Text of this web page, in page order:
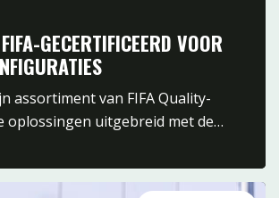
GECERTIFICEERD VOOR
assortiment van FIFA Quality-
oplossingen uitgebreid met de…